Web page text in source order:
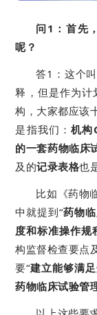
问1：首先
呢？
答1：这个
释，但是作为计
构，大家都应该
是指我们：机构
的一套药物临床
及的记录表格也
比如《药物
中就提到“药物
度和标准操作规
构监督检查要点
要“建立能够满
药物临床试验管